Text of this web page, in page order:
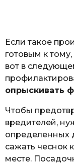
Если такое
готовым к
вот в
опрыскивать
Чтобы
вредителей,
определенных
сажать чеснок
месте.